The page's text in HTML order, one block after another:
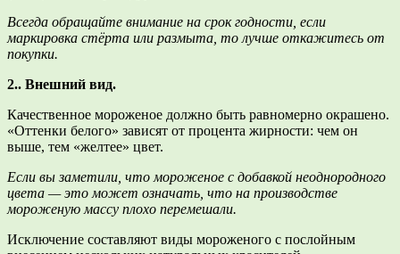
Всегда обращайте внимание на срок годности, если
маркировка стёрта или размыта, то лучше откажитесь от
покупки.
2.. Внешний вид.
Качественное мороженое должно быть равномерно окрашено.
«Оттенки белого» зависят от процента жирности: чем он
выше, тем «желтее» цвет.
Если вы заметили, что мороженое с добавкой неоднородного
цвета — это может означать, что на производстве
мороженую массу плохо перемешали.
Исключение составляют виды мороженого с послойным